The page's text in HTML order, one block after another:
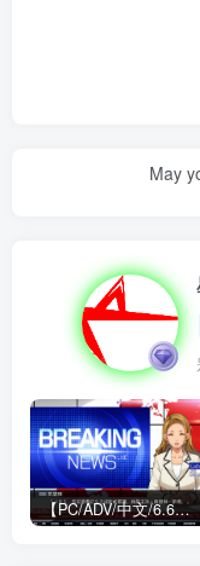
May
【PC/ADV/中文/6.6G】牺牲恶棍 SACRIFICE VILLAINS 官方中文版